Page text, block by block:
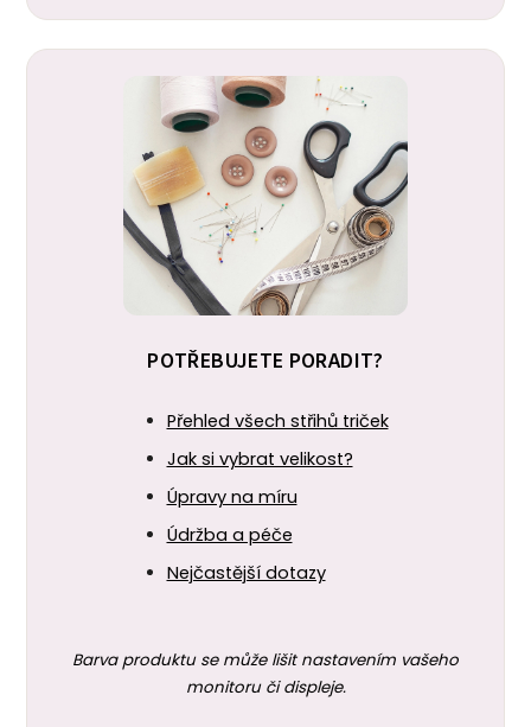
POTŘEBUJETE PORADIT?
Přehled všech střihů triček
Jak si vybrat velikost?
Úpravy na míru
Údržba a péče
Nejčastější dotazy
Barva produktu se může lišit nastavením vašeho
monitoru či displeje.